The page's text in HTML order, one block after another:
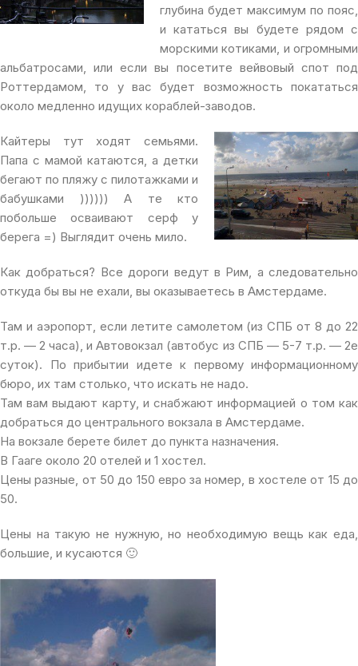
глубина будет максимум по пояс,
и кататься вы будете рядом с
морскими котиками, и огромными
альбатросами, или если вы посетите вейвовый спот под
Роттердамом, то у вас будет возможность покататься
около медленно идущих кораблей-заводов.
Кайтеры тут ходят семьями.
Папа с мамой катаются, а детки
бегают по пляжу с пилотажками и
бабушками )))))) А те кто
побольше осваивают серф у
берега =) Выглядит очень мило.
Как добраться? Все дороги ведут в Рим, а следовательно
откуда бы вы не ехали, вы оказываетесь в Амстердаме.
Там и аэропорт, если летите самолетом (из СПБ от 8 до 22
т.р. — 2 часа), и Автовокзал (автобус из СПБ — 5-7 т.р. — 2е
суток). По прибытии идете к первому информационному
бюро, их там столько, что искать не надо.
Там вам выдают карту, и снабжают информацией о том как
добраться до центрального вокзала в Амстердаме.
На вокзале берете билет до пункта назначения.
В Гааге около 20 отелей и 1 хостел.
Цены разные, от 50 до 150 евро за номер, в хостеле от 15 до
50.
Цены на такую не нужную, но необходимую вещь как еда,
большие, и кусаются 🙂